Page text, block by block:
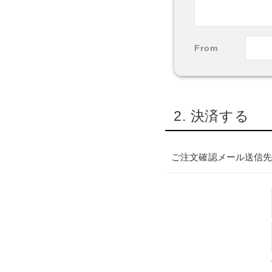
From
2. 決済する
ご注文確認メール送信先